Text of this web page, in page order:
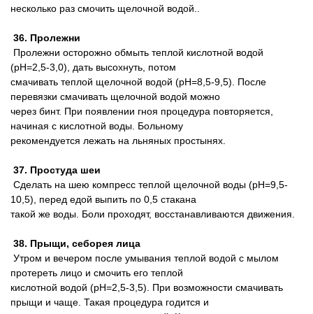
несколько раз смочить щелочной водой..
36. Пролежни
Пролежни осторожно обмыть теплой кислотной водой
(pH=2,5-3,0), дать высохнуть, потом
смачивать теплой щелочной водой (pH=8,5-9,5). После
перевязки смачивать щелочной водой можно
через бинт. При появлении гноя процедура повторяется,
начиная с кислотной воды. Больному
рекомендуется лежать на льняных простынях.
37. Простуда шеи
Сделать на шею компресс теплой щелочной воды (pH=9,5-
10,5), перед едой выпить по 0,5 стакана
такой же воды. Боли проходят, восстанавливаются движения.
38. Прыщи, себорея лица
Утром и вечером после умывания теплой водой с мылом
протереть лицо и смочить его теплой
кислотной водой (pH=2,5-3,5). При возможности смачивать
прыщи и чаще. Такая процедура годится и